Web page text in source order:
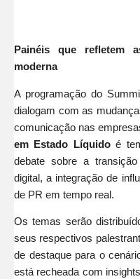
Painéis que refletem
moderna
A programação do
dialogam com as
comunicação nas
em Estado Líquidoé
debate sobre a
digital, a integração de
de PR em tempo real.
Os temas serão
seus respectivos
de destaque para o
está recheada com